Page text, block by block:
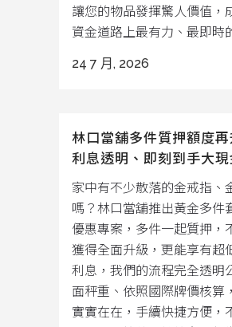
讓您的物品發揮驚人價值，
資金道路上最有力、最即時
24 7 月, 2026
林口當舖多件質押額度再
利息透明、即刻到手大現
家中有不少散落的金戒指、
嗎？林口當舖推出黃金多件
優惠專案，多件一起質押，
獲得全面升級，更能享有超
利息，我們的流程完全透明
面秤重、依照國際牌價核算
實實在在，手續快捷方便，